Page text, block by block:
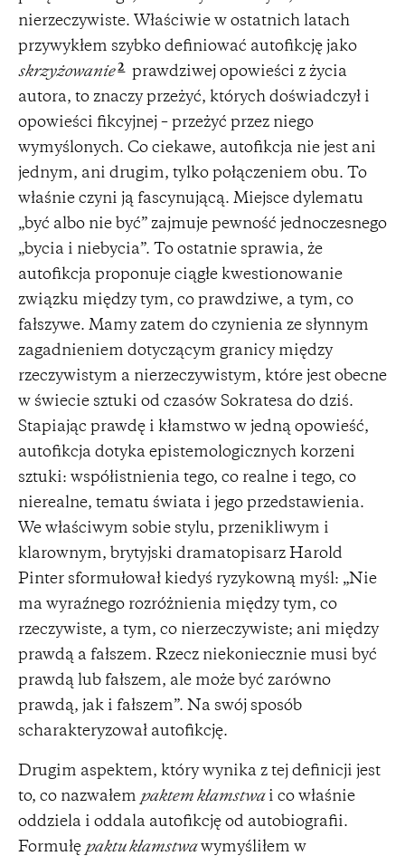
nierzeczywiste. Właściwie w ostatnich latach
przywykłem szybko definiować autofikcję jako
skrzyżowanie 2
prawdziwej opowieści z życia
autora, to znaczy przeżyć, których doświadczył i
opowieści fikcyjnej – przeżyć przez niego
wymyślonych. Co ciekawe, autofikcja nie jest ani
jednym, ani drugim, tylko połączeniem obu. To
właśnie czyni ją fascynującą. Miejsce dylematu
„być albo nie być” zajmuje pewność jednoczesnego
„bycia i niebycia”. To ostatnie sprawia, że ​​
autofikcja proponuje ciągłe kwestionowanie
związku między tym, co prawdziwe, a tym, co
fałszywe. Mamy zatem do czynienia ze słynnym
zagadnieniem dotyczącym granicy między
rzeczywistym a nierzeczywistym, które jest obecne
w świecie sztuki od czasów Sokratesa do dziś.
Stapiając prawdę i kłamstwo w jedną opowieść,
autofikcja dotyka epistemologicznych korzeni
sztuki: współistnienia tego, co realne i tego, co
nierealne, tematu świata i jego przedstawienia.
We właściwym sobie stylu, przenikliwym i
klarownym, brytyjski dramatopisarz Harold
Pinter sformułował kiedyś ryzykowną myśl: „Nie
ma wyraźnego rozróżnienia między tym, co
rzeczywiste, a tym, co nierzeczywiste; ani między
prawdą a fałszem. Rzecz niekoniecznie musi być
prawdą lub fałszem, ale może być zarówno
prawdą, jak i fałszem”. Na swój sposób
scharakteryzował autofikcję.
Drugim aspektem, który wynika z tej definicji jest
to, co nazwałem paktem kłamstwai co właśnie
oddziela i oddala autofikcję od autobiografii.
Formułę paktu kłamstwawymyśliłem w